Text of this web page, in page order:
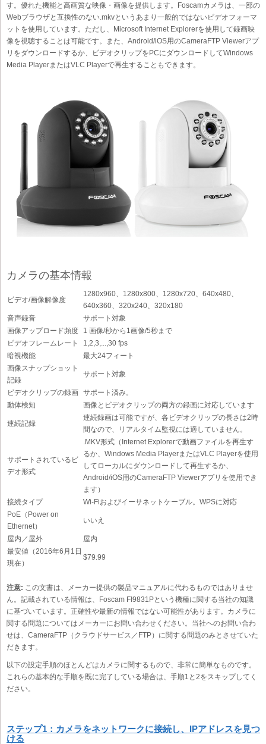
す。優れた機能と高画質な映像・画像を提供します。Foscamカメラは、一部の
Webブラウザと互換性のない.mkvというあまり一般的ではないビデオフォーマ
ットを使用しています。ただし、Microsoft Internet Explorerを使用して録画映
像を視聴することは可能です。また、Android/iOS用のCameraFTP Viewerアプ
リをダウンロードするか、ビデオクリップをPCにダウンロードしてWindows
Media PlayerまたはVLC Playerで再生することもできます。
カメラの基本情報
ビデオ/画像解像度
1280x960、1280x800、1280x720、640x480、
640x360、320x240、320x180
音声録音
サポート対象
画像アップロード頻度
1 画像/秒から1画像/5秒まで
ビデオフレームレート
1,2,3,...,30 fps
暗視機能
最大24フィート
画像スナップショット
記録
サポート対象
ビデオクリップの録画
サポート済み。
動体検知
画像とビデオクリップの両方の録画に対応しています
連続記録
連続録画は可能ですが、各ビデオクリップの長さは2時
間なので、リアルタイム監視には適していません。
サポートされているビ
デオ形式
.MKV形式（Internet Explorerで動画ファイルを再生す
るか、Windows Media PlayerまたはVLC Playerを使用
してローカルにダウンロードして再生するか、
Android/iOS用のCameraFTP Viewerアプリを使用でき
ます）
接続タイプ
Wi-Fiおよびイーサネットケーブル。WPSに対応
PoE（Power on
Ethernet）
いいえ
屋内／屋外
屋内
最安値（2016年6月1日
現在）
$79.99
注意: この文書は、メーカー提供の製品マニュアルに代わるものではありませ
ん。記載されている情報は、Foscam FI9831Pという機種に関する当社の知識
に基づいています。正確性や最新の情報ではない可能性があります。カメラに
関する問題についてはメーカーにお問い合わせください。当社へのお問い合わ
せは、CameraFTP（クラウドサービス／FTP）に関する問題のみとさせていた
だきます。
以下の設定手順のほとんどはカメラに関するもので、非常に簡単なものです。
これらの基本的な手順を既に完了している場合は、手順1と2をスキップしてく
ださい。
ステップ1：カメラをネットワークに接続し、IPアドレスを見つ
ける